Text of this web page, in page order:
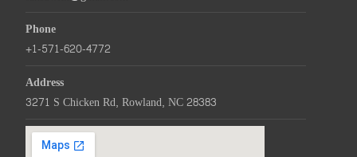
Phone
+1-571-620-4772
Address
3271 S Chicken Rd, Rowland, NC 28383